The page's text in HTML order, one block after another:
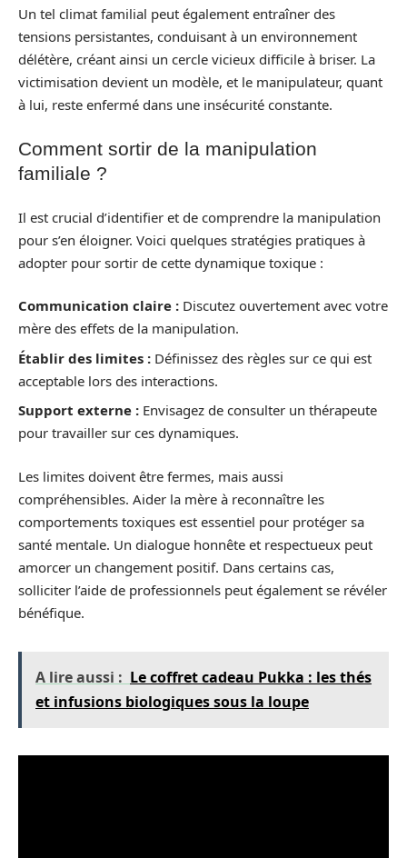
Un tel climat familial peut également entraîner des
tensions persistantes, conduisant à un environnement
délétère, créant ainsi un cercle vicieux difficile à briser. La
victimisation devient un modèle, et le manipulateur, quant
à lui, reste enfermé dans une insécurité constante.
Comment sortir de la manipulation
familiale ?
Il est crucial d’identifier et de comprendre la manipulation
pour s’en éloigner. Voici quelques stratégies pratiques à
adopter pour sortir de cette dynamique toxique :
Communication claire : Discutez ouvertement avec votre
mère des effets de la manipulation.
Établir des limites : Définissez des règles sur ce qui est
acceptable lors des interactions.
Support externe : Envisagez de consulter un thérapeute
pour travailler sur ces dynamiques.
Les limites doivent être fermes, mais aussi
compréhensibles. Aider la mère à reconnaître les
comportements toxiques est essentiel pour protéger sa
santé mentale. Un dialogue honnête et respectueux peut
amorcer un changement positif. Dans certains cas,
solliciter l’aide de professionnels peut également se révéler
bénéfique.
A lire aussi : Le coffret cadeau Pukka : les thés
et infusions biologiques sous la loupe